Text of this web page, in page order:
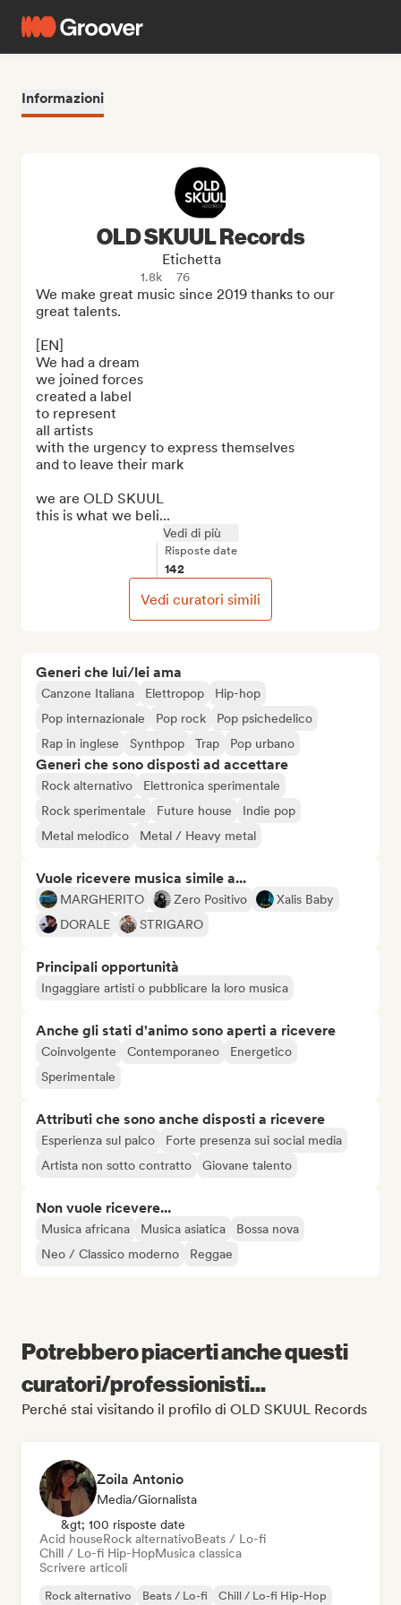
Informazioni
Generi che lui/lei ama
Canzone Italiana Elettropop
Hip-hop
Pop internazionale
Pop rock
Pop psichedelico
Rap in inglese
Synthpop Trap Pop urbano
Generi che sono disposti ad accettare
Rock alternativo
Elettronica sperimentale
Rock sperimentale
Future house
Indie pop
Metal melodico
Metal / Heavy metal
Vuole ricevere musica simile a...
MARGHERITO Zero Positivo
Xalis Baby
DORALE
STRIGARO
Principali opportunità
Ingaggiare artisti o pubblicare la loro musica
Anche gli stati d'animo sono aperti a ricevere
Coinvolgente Contemporaneo
Energetico
Sperimentale
Attributi che sono anche disposti a ricevere
Esperienza sul palco
Forte presenza sui social media
Artista non sotto contratto
Giovane talento
Non vuole ricevere...
Musica africana Musica asiatica
Bossa nova
Neo / Classico moderno
Reggae
OLD SKUUL Records
Etichetta
1.8k 76
We make great music since 2019 thanks to our
great talents.
[EN]
We had a dream
we joined forces
created a label
to represent
all artists
with the urgency to express themselves
and to leave their mark
we are OLD SKUUL
this is what we beli...
Vedi di più
Risposte date
142
Vedi curatori simili
Potrebbero piacerti anche questi
curatori/professionisti...
Perché stai visitando il profilo di OLD SKUUL Records
Zoila Antonio
Media/Giornalista
&gt; 100 risposte date
Acid houseRock alternativoBeats / Lo-fi
Chill / Lo-fi Hip-HopMusica classica
Scrivere articoli
Rock alternativo Beats / Lo-fi Chill / Lo-fi Hip-Hop